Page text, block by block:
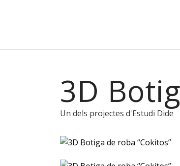
3D
Un dels projectes d'Estudi Dide